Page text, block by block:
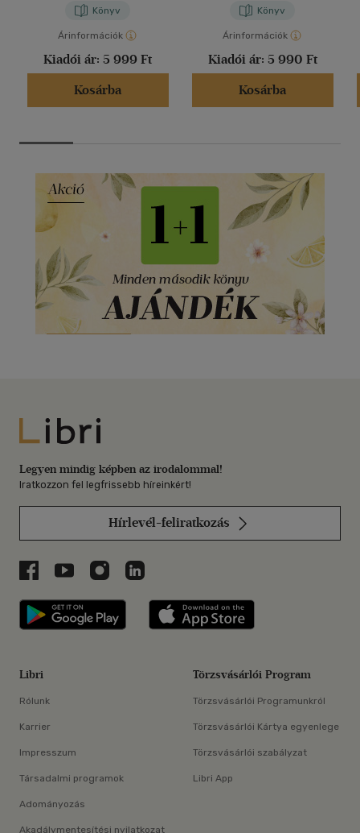
Könyv
Árinformációk
Kiadói ár: 5 999 Ft
Kosárba
Könyv
Árinformációk
Kiadói ár: 5 990 Ft
Kosárba
Libri
Legyen mindig képben az irodalommal!
Iratkozzon fel legfrissebb híreinkért!
Hírlevél-feliratkozás
Libri a Facebookon
Libri a Youtube-on
Libri az Instagramon
Libri a LinkedInen
Libri applikáció Szerezd meg: Google
Libri
Rólunk
Karrier
Impresszum
Társadalmi programok
Adományozás
Akadálymentesítési nyilatkozat
Törzsvásárlói Program
Törzsvásárlói Programunkról
Törzsvásárlói Kártya egyenlege
Törzsvásárlói szabályzat
Libri App